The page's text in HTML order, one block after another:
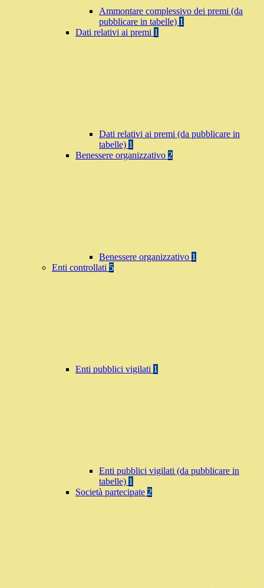
Ammontare complessivo dei premi (da
pubblicare in tabelle) 1
Dati relativi ai premi 1
Dati relativi ai premi (da pubblicare in
tabelle) 1
Benessere organizzativo 2
Benessere organizzativo 1
Enti controllati 5
Enti pubblici vigilati 1
Enti pubblici vigilati (da pubblicare in
tabelle) 1
Società partecipate 2